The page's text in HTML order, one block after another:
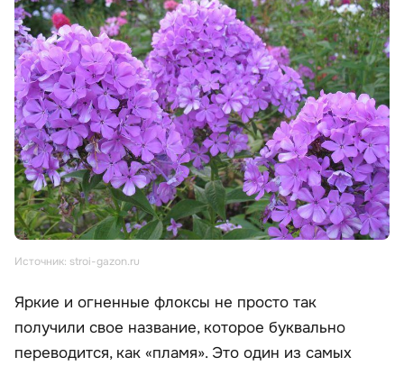
Источник: stroi-gazon.ru
Яркие и огненные флоксы не просто так
получили свое название, которое буквально
переводится, как «пламя». Это один из самых